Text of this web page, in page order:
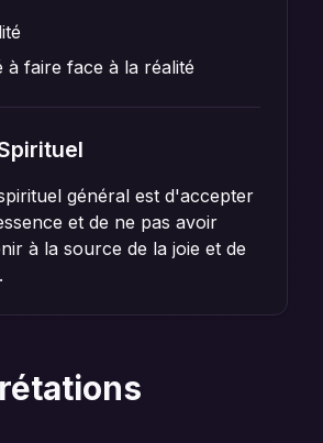
à faire face à la réalité
général est d'accepter
et de ne pas avoir
à la source de la joie et de